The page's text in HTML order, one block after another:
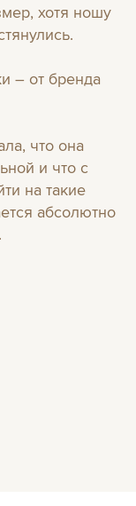
хотя ношу
– от бренда
что она
и что с
на такие
абсолютно